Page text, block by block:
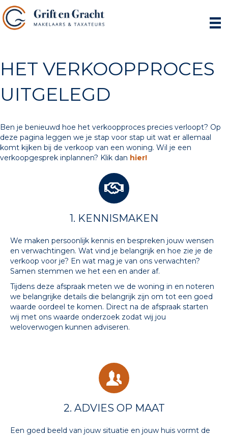
HET VERKOOPPROCES
UITGELEGD
Ben je benieuwd hoe het verkoopproces precies verloopt? Op
deze pagina leggen we je stap voor stap uit wat er allemaal
komt kijken bij de verkoop van een woning. Wil je een
verkoopgesprek inplannen? Klik dan hier!
1. KENNISMAKEN
We maken persoonlijk kennis en bespreken jouw wensen
en verwachtingen. Wat vind je belangrijk en hoe zie je de
verkoop voor je? En wat mag je van ons verwachten?
Samen stemmen we het een en ander af.
Tijdens deze afspraak meten we de woning in en noteren
we belangrijke details die belangrijk zijn om tot een goed
waarde oordeel te komen. Direct na de afspraak starten
wij met ons waarde onderzoek zodat wij jou
weloverwogen kunnen adviseren.
2. ADVIES OP MAAT
Een goed beeld van jouw situatie en jouw huis vormt de